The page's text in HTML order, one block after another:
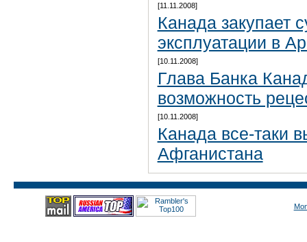
[11.11.2008]
Канада закупает
эксплуатации в
[10.11.2008]
Глава Банка
возможность
[10.11.2008]
Канада все-таки
Афганистана